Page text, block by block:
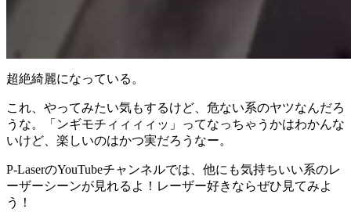
超絶綺麗になっている。
これ、やってみたい気もするけど、危ない系のヤツなんだろ
うな。「ンギモチィィィィッ」ってなっちゃうかはわかんな
いけど、楽しいのはかつ実だろうなー。
P-LaserのYouTubeチャンネルでは、他にも気持ちいい系のレ
ーザーシーンが見れるよ！レーザー好きならぜひ見てみよ
う！